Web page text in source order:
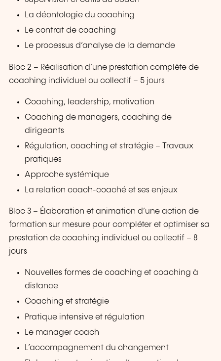
La déontologie du coaching
Le contrat de coaching
Le processus d’analyse de la demande
Bloc 2 – Réalisation d’une prestation complète de
coaching individuel ou collectif – 5 jours
Coaching, leadership, motivation
Coaching de managers, coaching de
dirigeants
Régulation, coaching et stratégie – Travaux
pratiques
Approche systémique
La relation coach-coaché et ses enjeux
Bloc 3 – Élaboration et animation d’une action de
formation sur mesure pour compléter et optimiser sa
prestation de coaching individuel ou collectif – 8
jours
Nouvelles formes de coaching et coaching à
distance
Coaching et stratégie
Pratique intensive et régulation
Le manager coach
L’accompagnement du changement